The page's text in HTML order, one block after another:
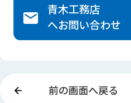
青木工務店
へお問い合わせ
前の画面へ戻る